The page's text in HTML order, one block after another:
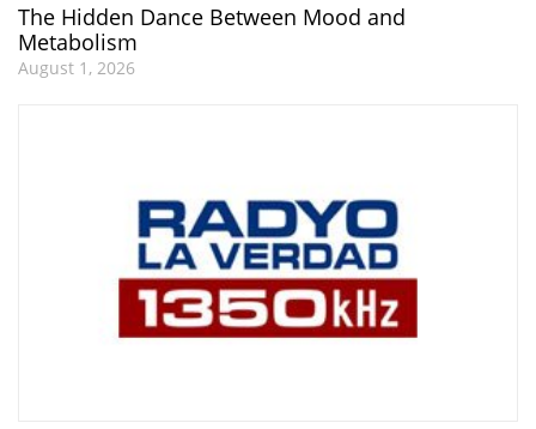
The Hidden Dance Between Mood and
Metabolism
August 1, 2026